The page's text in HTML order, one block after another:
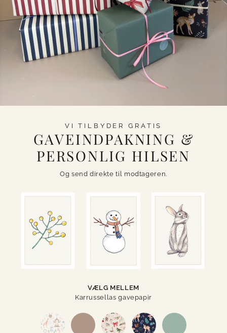
VI TILBYDER GRATIS
GAVEINDPAKNING &
PERSONLIG HILSEN
Og send direkte til modtageren.
VÆLG MELLEM
Karrussellas gavepapir